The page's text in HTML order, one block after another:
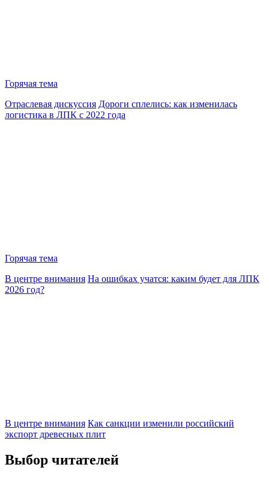
Горячая тема
Отраслевая дискуссия Дороги сплелись: как изменилась
логистика в ЛПК с 2022 года
Горячая тема
В центре внимания На ошибках учатся: каким будет для ЛПК
2026 год?
В центре внимания Как санкции изменили российский
экспорт древесных плит
Выбор читателей